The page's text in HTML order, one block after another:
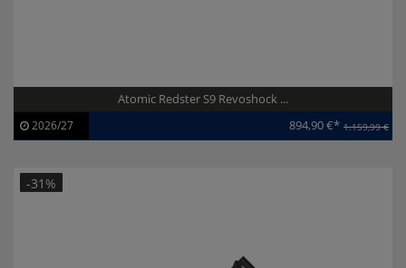
Atomic Redster S9 Revoshock ...
Artikel-ID:
113851
2026/27 894,90 €* 1.159,99 €
-31%